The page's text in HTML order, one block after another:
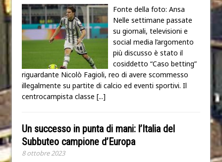
Fonte della foto: Ansa
Nelle settimane passate
su giornali, televisioni e
social media l’argomento
più discusso è stato il
cosiddetto “Caso betting”
riguardante Nicolò Fagioli, reo di avere scommesso
illegalmente su partite di calcio ed eventi sportivi. Il
centrocampista classe [...]
Un successo in punta di mani: l’Italia del
Subbuteo campione d’Europa
8 ottobre 2023